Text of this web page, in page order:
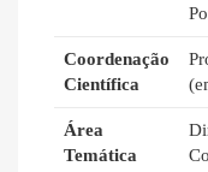
Coordenação
Científica
Área
Temática